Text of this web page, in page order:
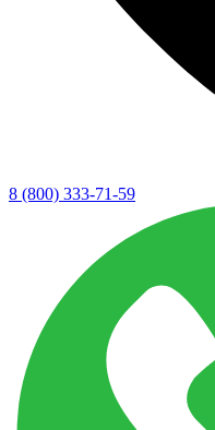
8 (800) 333-71-59